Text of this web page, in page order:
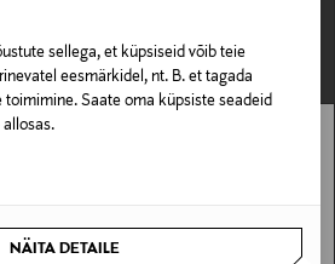
sellega, et küpsiseid võib teie
eesmärkidel, nt. B. et tagada
Saate oma küpsiste seadeid
NÄITA DETAILE
SOODUSTUS 40%
J.LINDEBERG
Polosärk Reymond
riigis saadaval.